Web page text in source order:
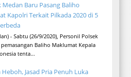
Medan Baru Pasang Baliho
Kapolri Terkait Pilkada 2020 di 5
- Sabtu (26/9/2020), Personil Polsek
Baliho Maklumat Kepala
tenta...
Heboh, Jasad Pria Penuh Luka